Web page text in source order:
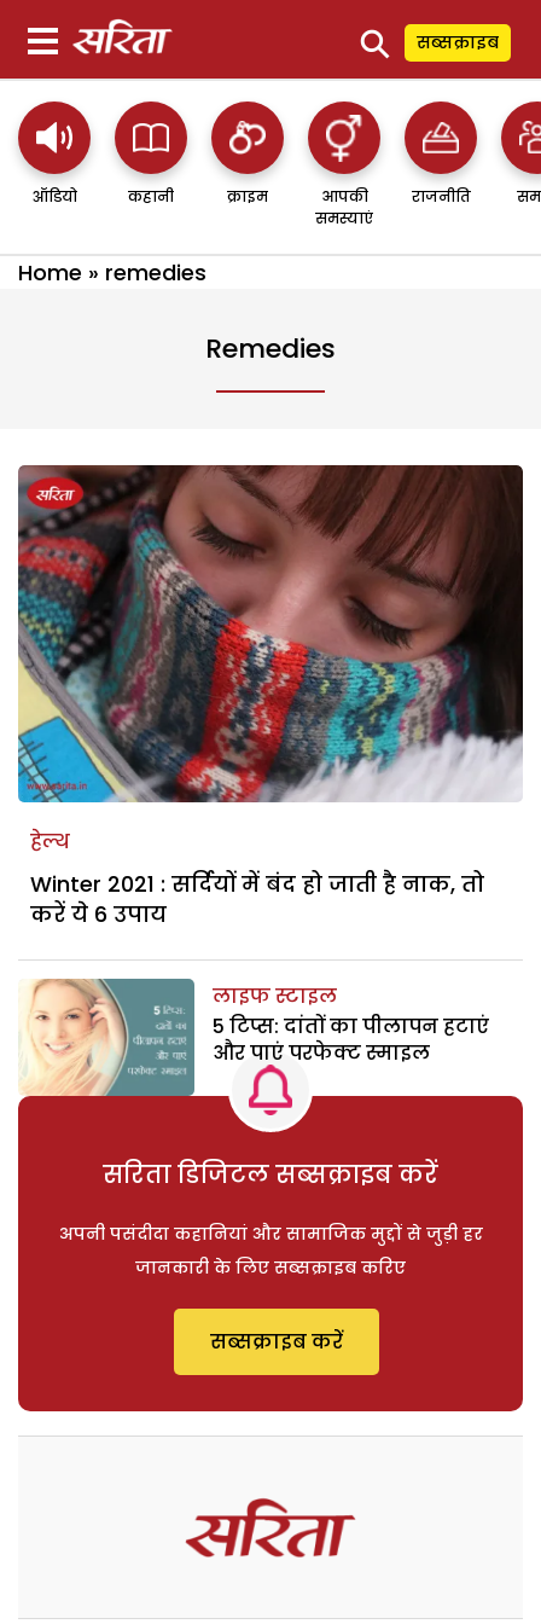
⚲ सब्सक्राइब
ऑडियो कहानी क्राइम
आपकी
समस्याएं
राजनीति
Home » remedies
Remedies
हेल्थ
Winter 2021 : सर्दियों में बंद हो जाती है नाक, तो
करें ये 6 उपाय
लाइफ स्टाइल
5 टिप्स: दांतों का पीलापन हटाएं
और पाएं परफेक्ट स्माइल
सरिता डिजिटल सब्सक्राइब करें
अपनी पसंदीदा कहानियां और सामाजिक मुद्दों से जुड़ी हर
जानकारी के लिए सब्सक्राइब करिए
सब्सक्राइब करें